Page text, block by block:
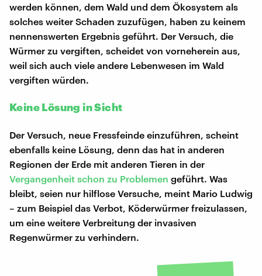
werden können, dem Wald und dem Ökosystem als
solches weiter Schaden zuzufügen, haben zu keinem
nennenswerten Ergebnis geführt. Der Versuch, die
Würmer zu vergiften, scheidet von vorneherein aus,
weil sich auch viele andere Lebenwesen im Wald
vergiften würden.
Keine Lösung in Sicht
Der Versuch, neue Fressfeinde einzuführen, scheint
ebenfalls keine Lösung, denn das hat in anderen
Regionen der Erde mit anderen Tieren in der
Vergangenheit schon zu Problemen geführt. Was
bleibt, seien nur hilflose Versuche, meint Mario Ludwig
– zum Beispiel das Verbot, Köderwürmer freizulassen,
um eine weitere Verbreitung der invasiven
Regenwürmer zu verhindern.